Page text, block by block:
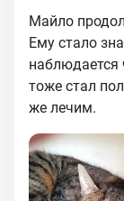
Майло
Ему стало
наблюдается
тоже стал
же лечим.